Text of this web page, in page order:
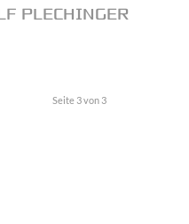
PLECHINGER
Seite 3 von 3